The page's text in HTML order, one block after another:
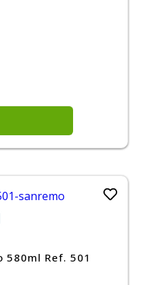
580ml Ref. 501